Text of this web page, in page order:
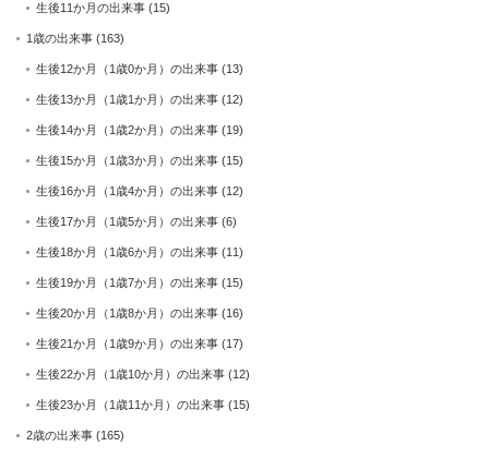
生後11か月の出来事 (15)
1歳の出来事 (163)
生後12か月（1歳0か月）の出来事 (13)
生後13か月（1歳1か月）の出来事 (12)
生後14か月（1歳2か月）の出来事 (19)
生後15か月（1歳3か月）の出来事 (15)
生後16か月（1歳4か月）の出来事 (12)
生後17か月（1歳5か月）の出来事 (6)
生後18か月（1歳6か月）の出来事 (11)
生後19か月（1歳7か月）の出来事 (15)
生後20か月（1歳8か月）の出来事 (16)
生後21か月（1歳9か月）の出来事 (17)
生後22か月（1歳10か月）の出来事 (12)
生後23か月（1歳11か月）の出来事 (15)
2歳の出来事 (165)